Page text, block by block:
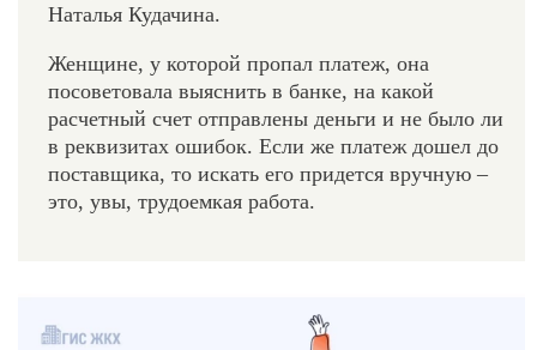
Наталья Кудачина.
Женщине, у которой пропал платеж, она
посоветовала выяснить в банке, на какой
расчетный счет отправлены деньги и не было ли
в реквизитах ошибок. Если же платеж дошел до
поставщика, то искать его придется вручную –
это, увы, трудоемкая работа.